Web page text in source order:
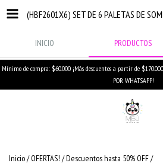
INICIO PRODUCTOS
Mínimo de compra: $60.000 ¡Más descuentos a partir de
POR WHATSAPP!
Inicio/ OFERTAS! /Descuentos hasta 50% OFF/